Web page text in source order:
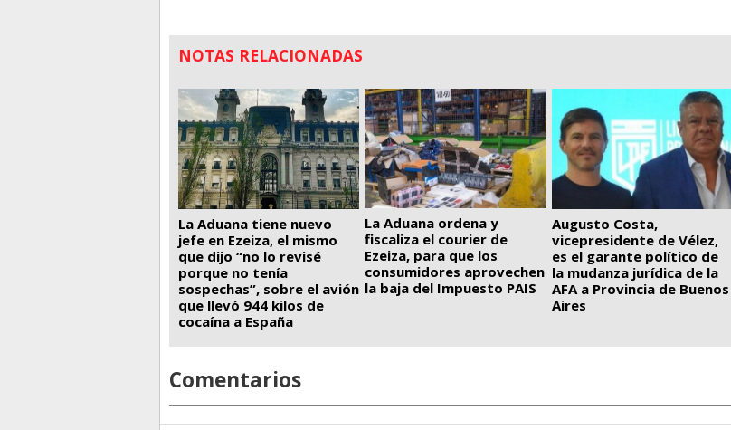
NOTAS RELACIONADAS
La Aduana tiene nuevo
jefe en Ezeiza, el mismo
que dijo “no lo revisé
porque no tenía
sospechas”, sobre el avión
que llevó 944 kilos de
cocaína a España
La Aduana ordena y
fiscaliza el courier de
Ezeiza, para que los
consumidores aprovechen
la baja del Impuesto PAIS
Augusto Costa,
vicepresidente de Vélez,
es el garante político de
la mudanza jurídica de la
AFA a Provincia de Buenos
Aires
Comentarios